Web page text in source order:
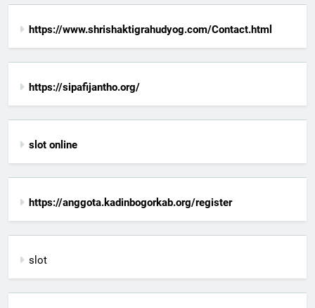
https://www.shrishaktigrahudyog.com/Contact.html
https://sipafijantho.org/
slot online
https://anggota.kadinbogorkab.org/register
slot